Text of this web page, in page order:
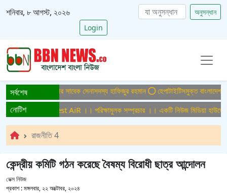
শনিবার, ৮ আগস্ট, ২০২৬
অনুসন্ধান
Login
সর্বশেষ
ফের গ্রেপ্তার সাবেক সেনাসদস্য হাফিজুর রহমান হেপাটাইটিসমুক্ত বাংলাদেশ গড়ে
নোটিশ
সম্প্রচার ।। Test AiR ।। পরিক্ষামুলক সম্প্রচার ।। একটি নিউজ মিডিয়া হাউজের
রাজনীতি 4
কেন্দ্রীয় কমিটি গঠন করেছে বৈষম্য বিরোধী ছাত্র আন্দোলন
ডেক্স নিউজ
প্রকাশ :মঙ্গলবার, ২২ অক্টোবর, ২০২৪